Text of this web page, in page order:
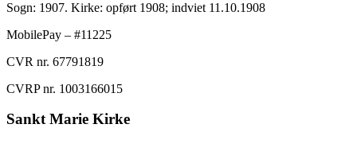
Sogn: 1907. Kirke: opført 1908; indviet 11.10.1908
MobilePay – #11225
CVR nr. 67791819
CVRP nr. 1003166015
Sankt Marie Kirke